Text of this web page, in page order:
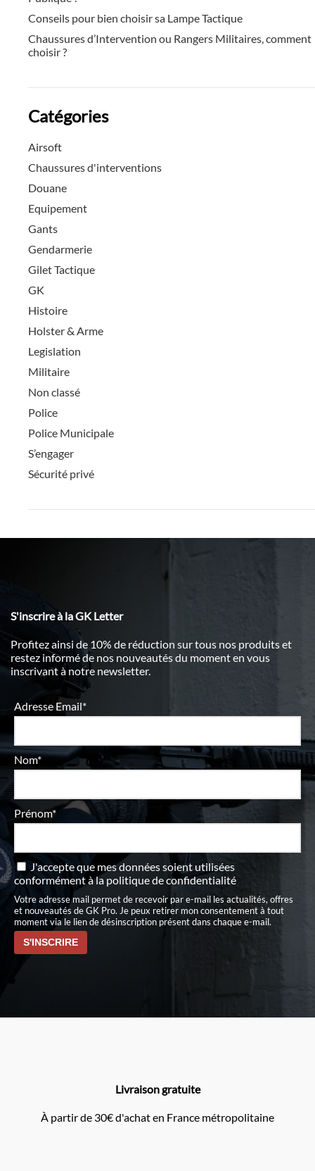
Conseils pour bien choisir sa Lampe Tactique
Chaussures d’Intervention ou Rangers Militaires, comment
choisir ?
Catégories
Airsoft
Chaussures d'interventions
Douane
Equipement
Gants
Gendarmerie
Gilet Tactique
GK
Histoire
Holster & Arme
Legislation
Militaire
Non classé
Police
Police Municipale
S’engager
Sécurité privé
S'inscrire à la GK Letter
Profitez ainsi de 10% de réduction sur tous nos produits et
restez informé de nos nouveautés du moment en vous
inscrivant à notre newsletter.
Adresse Email*
Nom*
Prénom*
J'accepte que mes données soient utilisées
conformément àla politique de confidentialité
Votre adresse mail permet de recevoir par e-mail les actualités, offres
et nouveautés de GK Pro. Je peux retirer mon consentement à tout
moment via le lien de désinscription présent dans chaque e-mail.
Livraison gratuite
À partir de 30€ d'achat en France métropolitaine